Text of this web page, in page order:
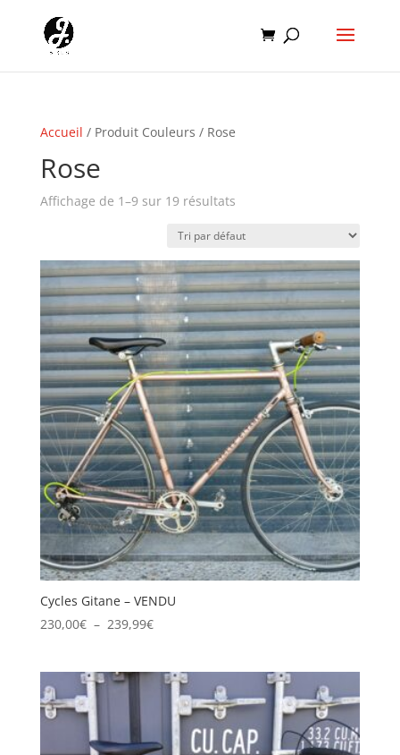
Accueil / Produit Couleurs / Rose
Rose
Affichage de 1–9 sur 19 résultats
Cycles Gitane – VENDU
230,00€ – 239,99€Plage
230,00€
239,99€